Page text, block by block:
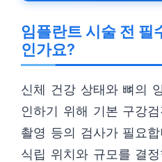
임플란트 시술 전 필
인가요?
신체 건강 상태와 뼈의
인하기 위해 기본 구강
촬영 등의 검사가 필요
식립 위치와 규모를 결정